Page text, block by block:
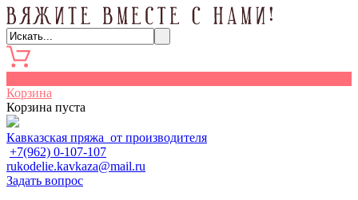
Корзина
Корзина пуста
Кавказская пряжа от производителя
+7(962) 0-107-107
rukodelie.kavkaza@mail.ru
Задать вопрос